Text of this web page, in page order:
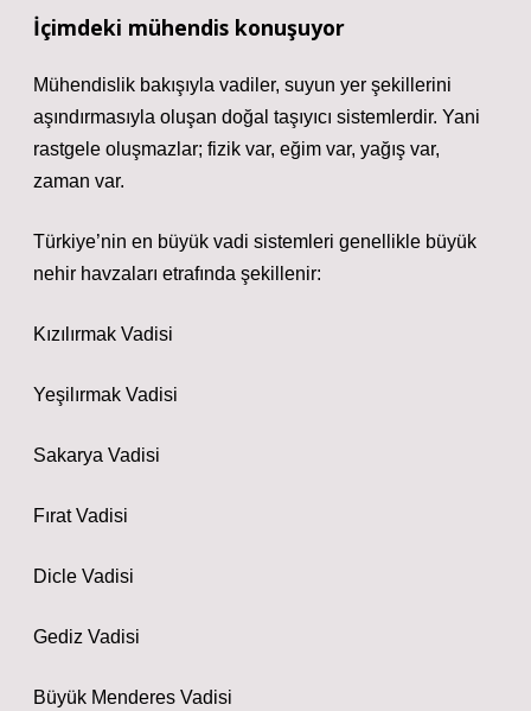
İçimdeki mühendis konuşuyor
Mühendislik bakışıyla vadiler, suyun yer şekillerini
aşındırmasıyla oluşan doğal taşıyıcı sistemlerdir. Yani
rastgele oluşmazlar; fizik var, eğim var, yağış var,
zaman var.
Türkiye’nin en büyük vadi sistemleri genellikle büyük
nehir havzaları etrafında şekillenir:
Kızılırmak Vadisi
Yeşilırmak Vadisi
Sakarya Vadisi
Fırat Vadisi
Dicle Vadisi
Gediz Vadisi
Büyük Menderes Vadisi